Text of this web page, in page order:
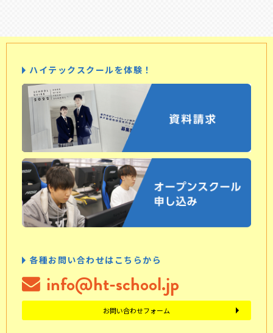
ハイテックスクールを体験！
各種お問い合わせはこちらから
info@ht-school.jp
お問い合わせフォーム